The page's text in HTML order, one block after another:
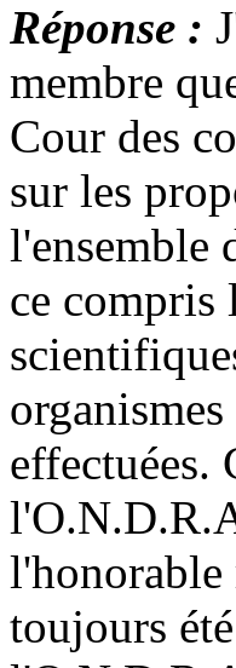
Réponse :
membre
Cour des
sur les
l'ensemble
ce compris
effectuées.
l'honorable
toujours